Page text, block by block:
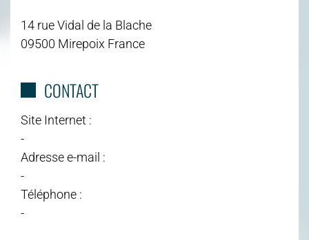
14 rue Vidal de la Blache
09500 Mirepoix France
CONTACT
Site Internet :
-
Adresse e-mail :
-
Téléphone :
-